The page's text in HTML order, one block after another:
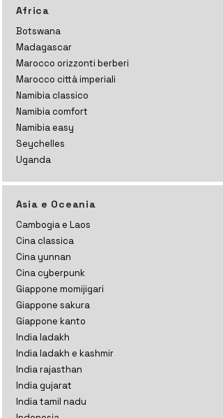
Africa
Botswana
Madagascar
Marocco orizzonti berberi
Marocco città imperiali
Namibia classico
Namibia comfort
Namibia easy
Seychelles
Uganda
Asia e Oceania
Cambogia e Laos
Cina classica
Cina yunnan
Cina cyberpunk
Giappone momijigari
Giappone sakura
Giappone kanto
India ladakh
India ladakh e kashmir
India rajasthan
India gujarat
India tamil nadu